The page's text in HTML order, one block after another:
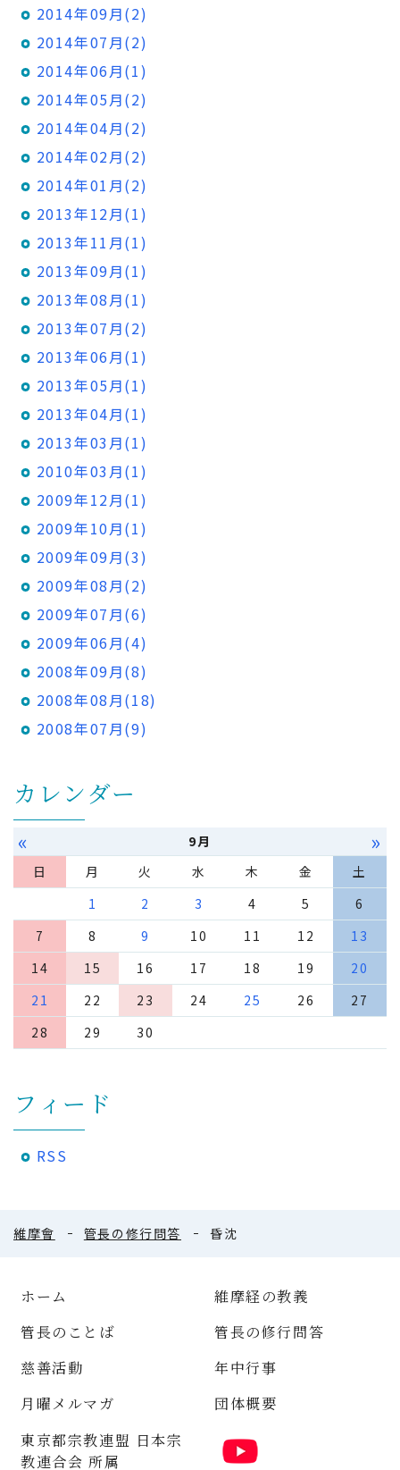
2014年09月(2)
2014年07月(2)
2014年06月(1)
2014年05月(2)
2014年04月(2)
2014年02月(2)
2014年01月(2)
2013年12月(1)
2013年11月(1)
2013年09月(1)
2013年08月(1)
2013年07月(2)
2013年06月(1)
2013年05月(1)
2013年04月(1)
2013年03月(1)
2010年03月(1)
2009年12月(1)
2009年10月(1)
2009年09月(3)
2009年08月(2)
2009年07月(6)
2009年06月(4)
2008年09月(8)
2008年08月(18)
2008年07月(9)
カレンダー
« 9月 »
日 月 火 水 木 金
土
1
2 3 4 5
6
7
8 9 10 11 12
13
14
15 16 17 18 19
20
21
22 23 24 25 26
27
28
29 30
フィード
RSS
維摩會 管長の修行問答 昏沈
ホーム
維摩経の教義
管長のことば
管長の修行問答
慈善活動
年中行事
月曜メルマガ
団体概要
東京都宗教連盟 日本宗
教連合会 所属